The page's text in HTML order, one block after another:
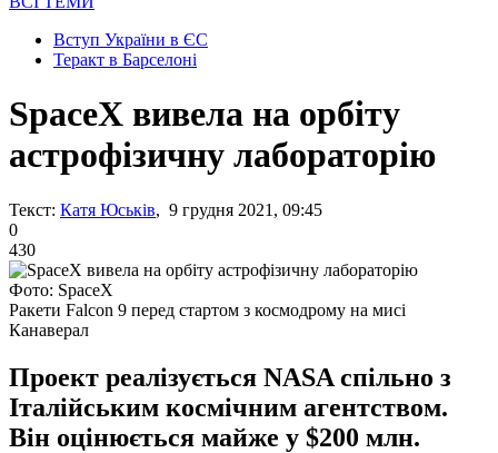
Вступ України в ЄС
Теракт в Барселоні
SpaceX вивела на орбіту
астрофізичну лабораторію
Текст: Катя Юськів, 9 грудня 2021, 09:45
0
430
Фото: SpaceX
Ракети Falcon 9 перед стартом з космодрому на мисі
Канаверал
Проект реалізується NASA спільно з
Італійським космічним агентством.
Він оцінюється майже у $200 млн.